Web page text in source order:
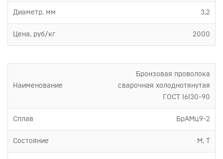
Диаметр, мм 3,2
Цена, руб/кг 2000
Наименование
Бронзовая проволока
сварочная холоднотянутая
ГОСТ 16130-90
Сплав БрАМц9-2
Состояние М, Т